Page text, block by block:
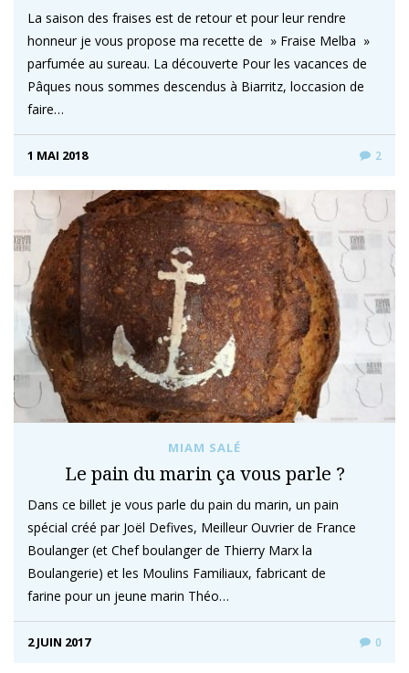
La saison des fraises est de retour et pour leur rendre
honneur je vous propose ma recette de » Fraise Melba »
parfumée au sureau. La découverte Pour les vacances de
Pâques nous sommes descendus à Biarritz, loccasion de
faire…
1 MAI 2018 2
MIAM SALÉ
Le pain du marin ça vous parle ?
Dans ce billet je vous parle du pain du marin, un pain
spécial créé par Joël Defives, Meilleur Ouvrier de France
Boulanger (et Chef boulanger de Thierry Marx la
Boulangerie) et les Moulins Familiaux, fabricant de
farine pour un jeune marin Théo…
2 JUIN 2017 0